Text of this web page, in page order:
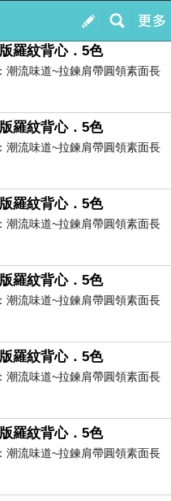
我的
訂閱
羅紋背心．5色
潮流味道~拉鍊肩帶圓領素面長
羅紋背心．5色
潮流味道~拉鍊肩帶圓領素面長
羅紋背心．5色
潮流味道~拉鍊肩帶圓領素面長
羅紋背心．5色
潮流味道~拉鍊肩帶圓領素面長
羅紋背心．5色
潮流味道~拉鍊肩帶圓領素面長
羅紋背心．5色
潮流味道~拉鍊肩帶圓領素面長